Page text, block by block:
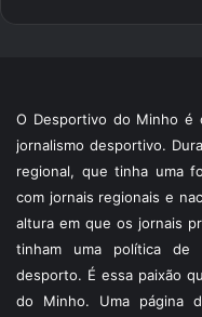
O Desportivo do Minho é
jornalismo desportivo.
regional, que tinha uma
com jornais regionais e
altura em que os jornais
tinham uma política de
desporto. É essa paixão
do Minho. Uma página